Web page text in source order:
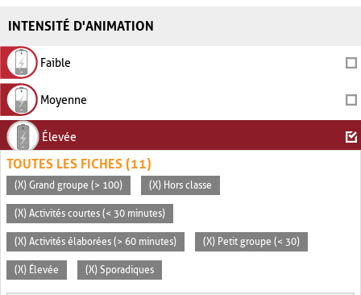
INTENSITÉ D'ANIMATION
Faible
Moyenne
Élevée
TOUTES LES FICHES (11)
(X) Grand groupe (> 100) (X) Hors classe
(X) Activités courtes (< 30 minutes)
(X) Activités élaborées (> 60 minutes) (X) Petit groupe (< 30)
(X) Élevée (X) Sporadiques